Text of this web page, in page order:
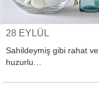
28 EYLÜL
Sahildeymiş gibi rahat ve
huzurlu…